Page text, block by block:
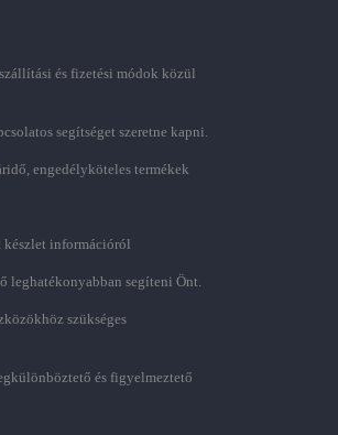
és fizetési módok közül
segítséget szeretne kapni.
engedélyköteles termékek
információról
leghatékonyabban segíteni Önt.
szükséges
és figyelmeztető